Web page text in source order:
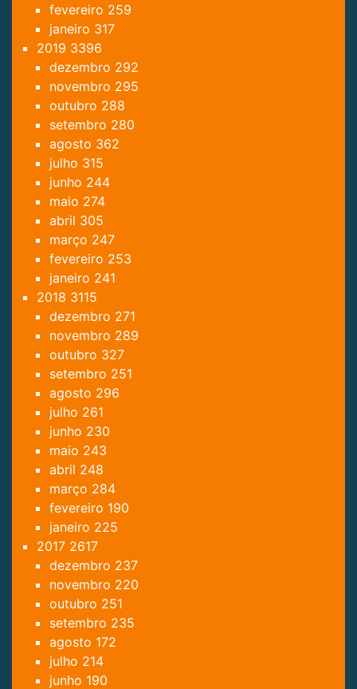
fevereiro 259
janeiro 317
2019 3396
dezembro 292
novembro 295
outubro 288
setembro 280
agosto 362
julho 315
junho 244
maio 274
abril 305
março 247
fevereiro 253
janeiro 241
2018 3115
dezembro 271
novembro 289
outubro 327
setembro 251
agosto 296
julho 261
junho 230
maio 243
abril 248
março 284
fevereiro 190
janeiro 225
2017 2617
dezembro 237
novembro 220
outubro 251
setembro 235
agosto 172
julho 214
junho 190